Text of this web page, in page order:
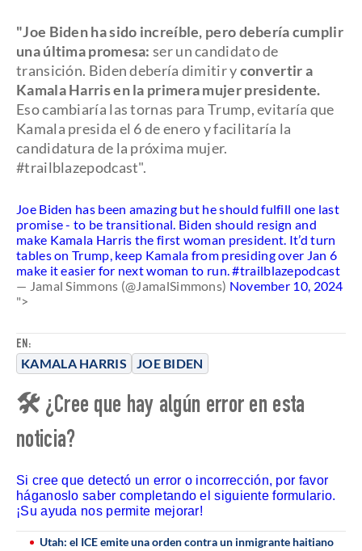
EN:
KAMALA HARRIS JOE BIDEN
"Joe Biden ha sido increíble, pero debería cumplir
una última promesa: ser un candidato de
transición. Biden debería dimitir yconvertir a
Kamala Harris en la primera mujer presidente.
Eso cambiaría las tornas para Trump, evitaría que
Kamala presida el 6 de enero y facilitaría la
candidatura de la próxima mujer.
#trailblazepodcast".
Joe Biden has been amazing but he should fulfill one last
promise - to be transitional. Biden should resign and
make Kamala Harris the first woman president. It’d turn
tables on Trump, keep Kamala from presiding over Jan 6
make it easier for next woman to run.#trailblazepodcast
— Jamal Simmons (@JamalSimmons) November 10, 2024
">
🛠 ¿Cree que hay algún error en esta
noticia?
Si cree que detectó un error o incorrección, por favor
háganoslo saber completando el siguiente formulario.
¡Su ayuda nos permite mejorar!
Utah: el ICE emite una orden contra un inmigrante haitiano